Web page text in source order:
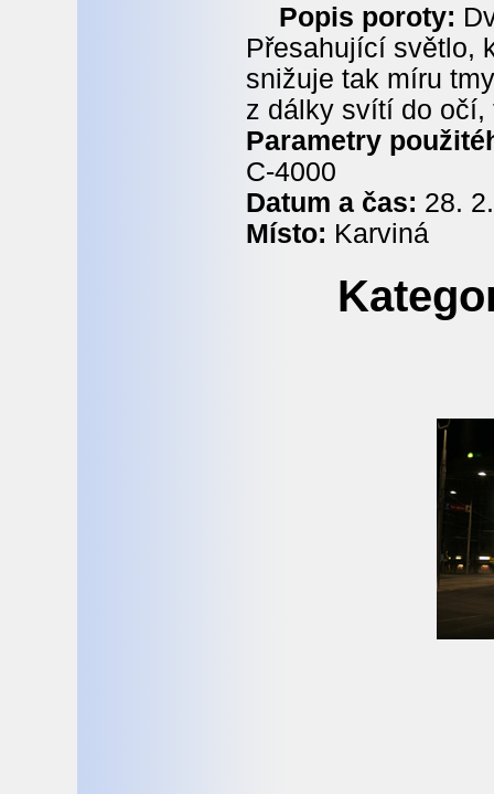
Popis poroty:
Přesahující světlo,
snižuje tak míru
z dálky svítí do očí,
Parametry
C-4000
Datum a čas: 28.
Místo: Karviná